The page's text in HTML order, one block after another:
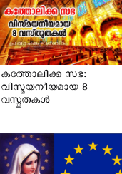
കത്തോലിക്ക സഭ:
വിസ്മയനീയമായ 8
വസ്തുതകൾ